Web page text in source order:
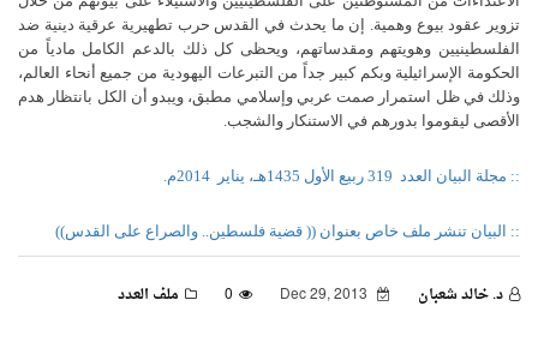
تزوير عقود بيوع وهمية. إن ما يحدث في القدس حرب تطهيرية عرقية دينية ضد
الفلسطينيين وهويتهم ومقدساتهم، ويحظى كل ذلك بالدعم الكامل مادياً من
الحكومة الإسرائيلية وبكم كبير جداً من التبرعات اليهودية من جميع أنحاء العالم،
وذلك في ظل استمرار صمت عربي وإسلامي مطبق، ويبدو أن الكل بانتظار هدم
الأقصى ليقوموا بدورهم في الاستنكار والشجب.
:: مجلة البيان العدد 319 ربيع الأول 1435هـ، يناير 2014م.
:: البيان تنشر ملف خاص بعنوان (( قضية فلسطين.. والصراع على القدس))
د. خالد شعبان 0 ملف العدد